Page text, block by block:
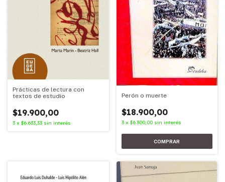
Prácticas de lectura con
textos de estudio
$19.900,00
3 x $6.633,33 sin interés
Perón o muerte
$18.900,00
3 x $6.300,00 sin interés